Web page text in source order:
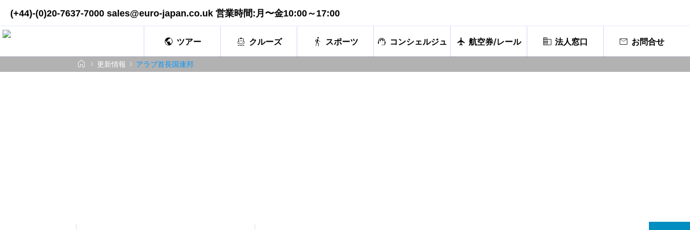
(+44)-(0)20-7637-7000 sales@euro-japan.co.uk 営業時間:月〜金10:00～17:00
 ツアー  クルーズ  スポーツ  コンシェルジュ  航空券/レール  法人窓口  お問合せ
  更新情報  アラブ首長国連邦
アラブ首長国連邦